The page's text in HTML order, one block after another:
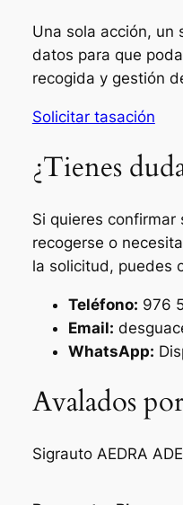
Una sola acción, un
datos para que
recogida y gestión
Solicitar tasación
¿Tienes
Si quieres confirmar
recogerse o
la solicitud, puedes
Teléfono: 976
Email:
WhatsApp:
Avalados por
Sigrauto AEDRA